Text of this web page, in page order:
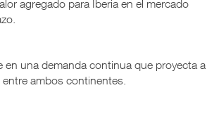
agregado para Iberia en el mercado
en una demanda continua que proyecta a
ambos continentes.